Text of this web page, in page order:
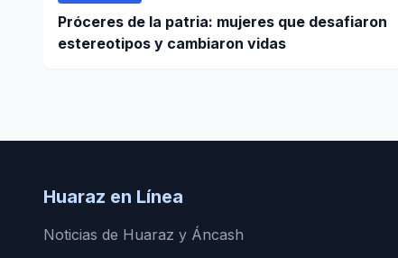
Próceres de la patria: mujeres que desafiaron
estereotipos y cambiaron vidas
Huaraz en Línea
Noticias de Huaraz y Áncash